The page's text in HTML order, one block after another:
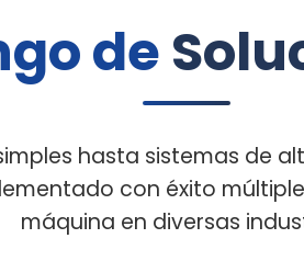
de
hasta sistemas de
con éxito
máquina en diversas